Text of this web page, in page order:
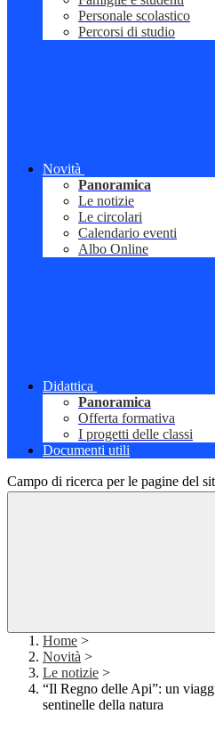
Personale scolastico
Percorsi di studio
Novità
Panoramica
Le notizie
Le circolari
Calendario eventi
Albo Online
Didattica
Panoramica
Offerta formativa
I progetti delle classi
Documenti utili
Campo di ricerca per le pagine del
Home >
Novità >
Le notizie >
“Il Regno delle Api”: un
sentinelle della natura